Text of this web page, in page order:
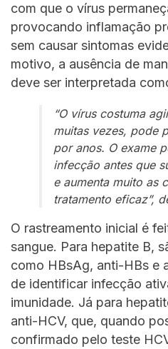
com que o vírus
provocando inflamação
sem causar sintomas
motivo, a ausência de
deve ser interpretada
“O vírus costuma
muitas vezes, pode
por anos. O exame
infecção antes que
e aumenta muito as
tratamento eficaz”,
O rastreamento inicial é
sangue. Para hepatite B,
como HBsAg, anti-HBs e
de identificar infecção
imunidade. Já para
anti-HCV, que, quando
confirmado pelo teste